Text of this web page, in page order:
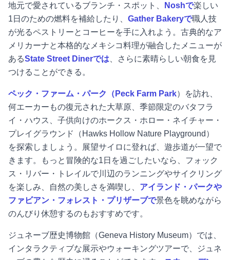
地元で愛されているブランチ・スポット、 Noshで楽しい
1日のための燃料を補給したり、 Gather Bakeryで職人技
が光るペストリーとコーヒーを手に入れよう。古典的なア
メリカーナと本格的なメキシコ料理が融合したメニューが
あるState Street Dinerでは 、さらに素晴らしい朝食を見
つけることができる。
ペック・ファーム・パーク（Peck Farm Park）を訪れ、
何エーカーもの復元された大草原、季節限定のバタフラ
イ・ハウス、子供向けのホークス・ホロー・ネイチャー・
プレイグラウンド（Hawks Hollow Nature Playground）
を探索しましょう。展望サイロに登れば、遊歩道が一望で
きます。もっと冒険的な1日を過ごしたいなら、フォック
ス・リバー・トレイルで川辺のランニングやサイクリング
を楽しみ、自然の美しさを満喫し、 アイランド・パークや
ファビアン・フォレスト・プリザーブで景色を眺めながら
のんびり休憩するのもおすすめです。
ジュネーブ歴史博物館（Geneva History Museum）では、
インタラクティブな展示やウォーキングツアーで、ジュネ